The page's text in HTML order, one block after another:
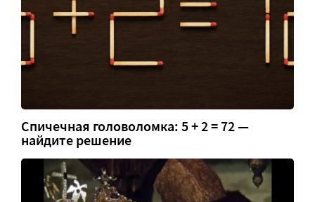
Спичечная головоломка: 5 + 2 = 72 —
найдите решение